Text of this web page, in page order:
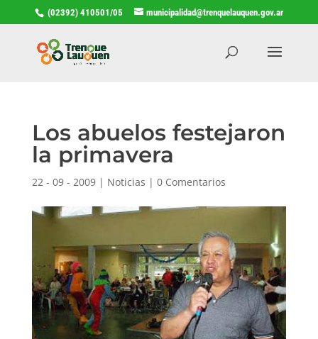
(02392) 410501/05 municipalidad@trenquelauquen.gov.ar
Los abuelos festejaron
la primavera
22 - 09 - 2009| Noticias | 0 Comentarios